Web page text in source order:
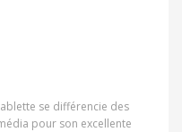
se différencie des
pour son excellente